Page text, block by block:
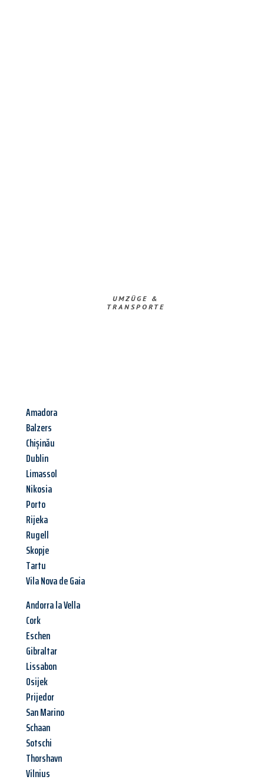
UMZÜGE &
TRANSPORTE
Amadora
Balzers
Chișinău
Dublin
Limassol
Nikosia
Porto
Rijeka
Rugell
Skopje
Tartu
Vila Nova de Gaia
Andorra la Vella
Cork
Eschen
Gibraltar
Lissabon
Osijek
Prijedor
San Marino
Schaan
Sotschi
Thorshavn
Vilnius